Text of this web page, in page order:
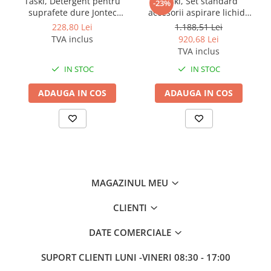
suprafete dure Jontec
Alpur, 5L
228,80 Lei
TVA inclus
IN STOC
ADAUGA IN COS
-23%
accesorii aspirare lichide
Vacumat, 3 piese
1.188,51 Lei
920,68 Lei
TVA inclus
IN STOC
ADAUGA IN COS
MAGAZINUL MEU
CLIENTI
DATE COMERCIALE
SUPORT CLIENTI LUNI -VINERI 08:30 - 17:00